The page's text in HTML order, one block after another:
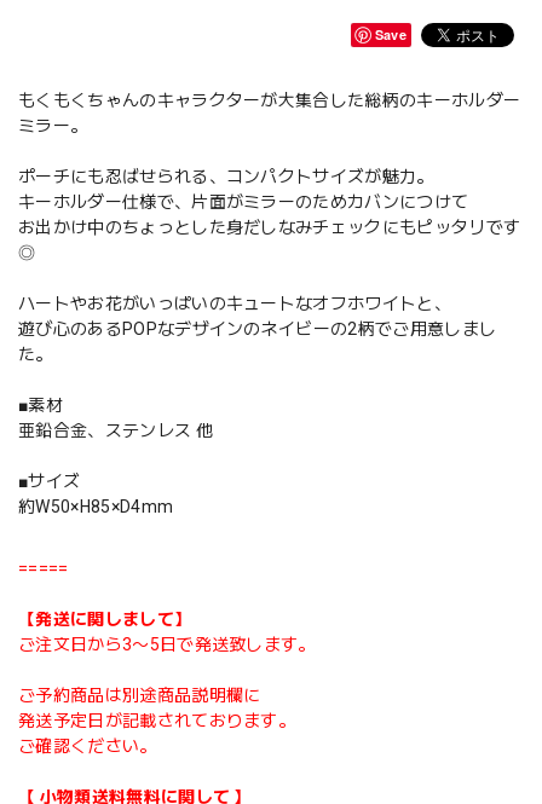
Save
もくもくちゃんのキャラクターが大集合した総柄のキーホルダー
ミラー。
ポーチにも忍ばせられる、コンパクトサイズが魅力。
キーホルダー仕様で、片面がミラーのためカバンにつけて
お出かけ中のちょっとした身だしなみチェックにもピッタリです
◎
ハートやお花がいっぱいのキュートなオフホワイトと、
遊び心のあるPOPなデザインのネイビーの2柄でご用意しまし
た。
■素材
亜鉛合金、ステンレス 他
■サイズ
約W50×H85×D4mm
=====
【発送に関しまして】
ご注文日から3〜5日で発送致します。
ご予約商品は別途商品説明欄に
発送予定日が記載されております。
ご確認ください。
【 小物類送料無料に関して 】